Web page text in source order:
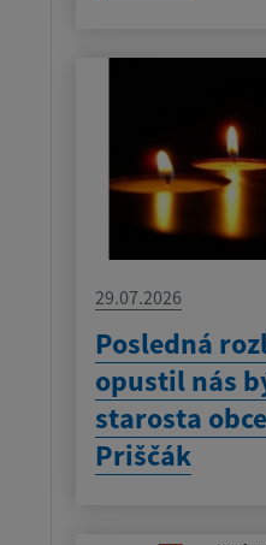
29.07.2026
Posledná
opustil nás
starosta
Priščák